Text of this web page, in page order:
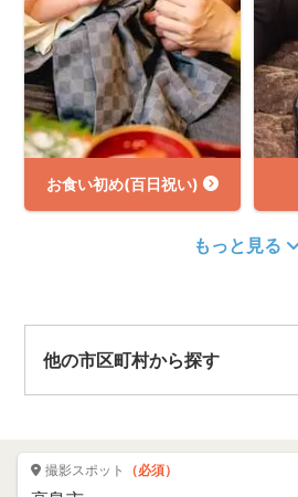
お食い初め(百日祝い)
もっと見る
他の市区町村から探す
撮影スポット （必須）